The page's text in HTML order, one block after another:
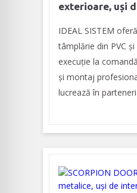
exterioare, uși
IDEAL SISTEM
tâmplărie din PVC
execuție la
și montaj
lucrează în